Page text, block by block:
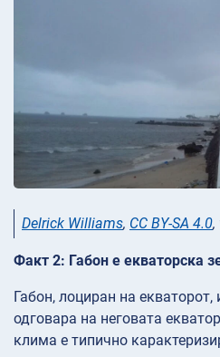
Delrick Williams, CC BY-SA 4.0,
Факт 2: Габон е екваторска
Габон, лоциран на
одговара на неговата
клима е типично